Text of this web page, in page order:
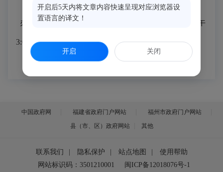
办公时间：法定工作日（夏令时上午8:00-12:00，下午
3:00-6:00；冬令时上午8:00-12:00，下午2:30-5:30）
中国政府网 福建省政府门户网站
福州市政府门户网站
县（市、区）政府网站
其他
联系我们 隐私保护 站点地图
使用帮助
网站标识码：3501210001
闽ICP备12018076号-1
开启后5天内将文章内容快速呈现对应浏览器设
置语言的译文！
开启 关闭